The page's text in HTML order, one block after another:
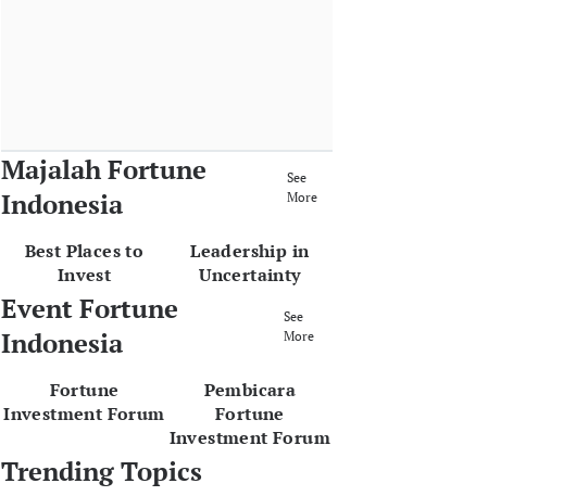
Majalah Fortune
Indonesia
See
More
Best Places to
Invest
Leadership in
Uncertainty
Event Fortune
Indonesia
See
More
Fortune
Investment Forum
Pembicara
Fortune
Investment Forum
Trending Topics